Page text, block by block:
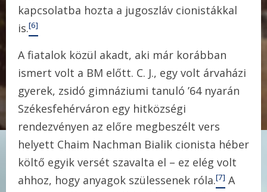
kapcsolatba hozta a jugoszláv cionistákkal
is.[6]
A fiatalok közül akadt, aki már korábban
ismert volt a BM előtt. C. J., egy volt árvaházi
gyerek, zsidó gimnáziumi tanuló ’64 nyarán
Székesfehérváron egy hitközségi
rendezvényen az előre megbeszélt vers
helyett Chaim Nachman Bialik cionista héber
költő egyik versét szavalta el – ez elég volt
ahhoz, hogy anyagok szülessenek róla.[7] A